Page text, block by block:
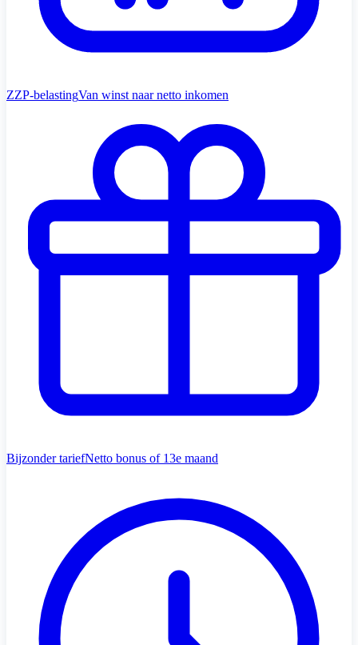
ZZP-belastingVan winst naar netto inkomen
Bijzonder tariefNetto bonus of 13e maand